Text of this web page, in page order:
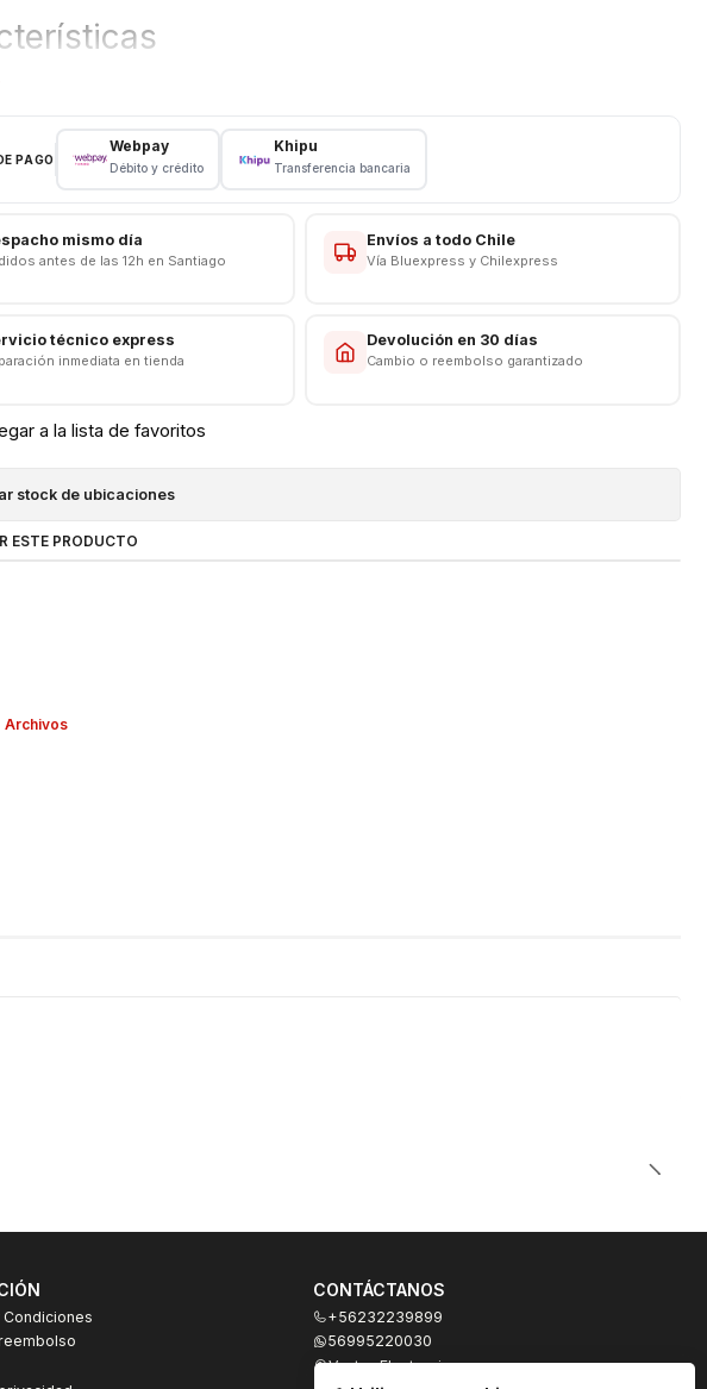
Blanco - Negro
PAGO
Webpay
Débito y crédito
Khipu
Transferencia bancaria
mismo día
antes de las 12h en Santiago
Envíos a todo Chile
Vía Bluexpress y Chilexpress
técnico express
inmediata en tienda
Devolución en 30 días
Cambio o reembolso garantizado
a la lista de favoritos
stock de ubicaciones
ESTE PRODUCTO
Archivos
CONTÁCTANOS
+56232239899
56995220030
Ventas Electronicas
Moneda 973, local 327